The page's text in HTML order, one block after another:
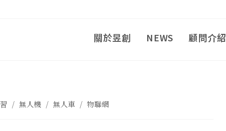
關於昱創 NEWS 顧問介紹
/ 無人機 / 無人車 / 物聯網